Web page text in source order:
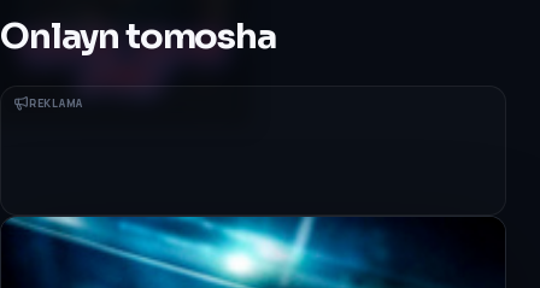
Onlayn tomosha
REKLAMA